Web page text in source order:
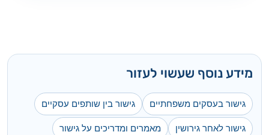
מידע נוסף שעשוי לעזור
גישור בעסקים משפחתיים גישור בין שותפים עסקיים
גישור לאחר גירושין מאמרים ומדריכים על גישור